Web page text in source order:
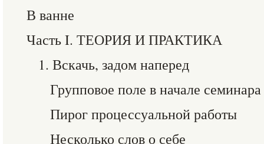
В ванне
Часть I. ТЕОРИЯ И ПРАКТИКА
1. Вскачь, задом наперед
Групповое поле в начале семинара
Пирог процессуальной работы
Несколько слов о себе